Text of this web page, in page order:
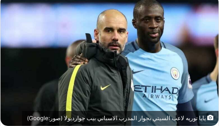
يايا توريه لاعب السيتي بجوار المدرب الاسباني بيب جوارديولا (صور:Google)